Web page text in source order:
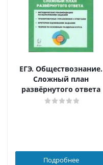
ЕГЭ. Обществознание.
Сложный план
развёрнутого ответа
Подробнее